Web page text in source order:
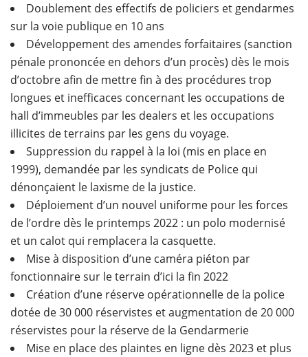
Doublement des effectifs de policiers et gendarmes
sur la voie publique en 10 ans
Développement des amendes forfaitaires (sanction
pénale prononcée en dehors d’un procès) dès le mois
d’octobre afin de mettre fin à des procédures trop
longues et inefficaces concernant les occupations de
hall d’immeubles par les dealers et les occupations
illicites de terrains par les gens du voyage.
Suppression du rappel à la loi (mis en place en
1999), demandée par les syndicats de Police qui
dénonçaient le laxisme de la justice.
Déploiement d’un nouvel uniforme pour les forces
de l’ordre dès le printemps 2022 : un polo modernisé
et un calot qui remplacera la casquette.
Mise à disposition d’une caméra piéton par
fonctionnaire sur le terrain d’ici la fin 2022
Création d’une réserve opérationnelle de la police
dotée de 30 000 réservistes et augmentation de 20 000
réservistes pour la réserve de la Gendarmerie
Mise en place des plaintes en ligne dès 2023 et plus